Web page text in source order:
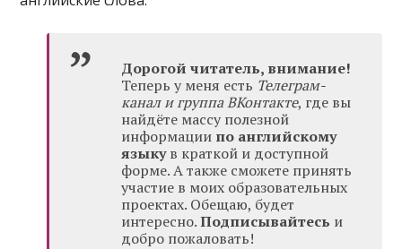
Дорогой читатель, внимание!
Теперь у меня есть Телеграм-
канал и группа ВКонтакте, где вы
найдёте массу полезной
информации по английскому
языкув краткой и доступной
форме. А также сможете принять
участие в моих образовательных
проектах. Обещаю, будет
интересно.Подписывайтесь и
добро пожаловать!